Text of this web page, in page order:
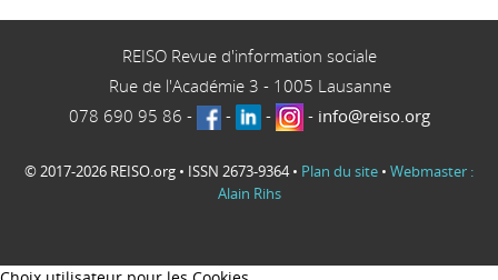
REISO Revue d'information sociale
Rue de l'Académie 3 - 1005 Lausanne
078 690 95 86 - - - - info@reiso.org
© 2017-2026 REISO.org • ISSN 2673-9364 • Plan du site • Webmaster :
Alain Rihs